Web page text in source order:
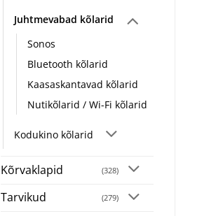
Juhtmevabad kõlarid
Sonos
Bluetooth kõlarid
Kaasaskantavad kõlarid
Nutikõlarid / Wi-Fi kõlarid
Kodukino kõlarid
Kõrvaklapid (328)
Tarvikud (279)